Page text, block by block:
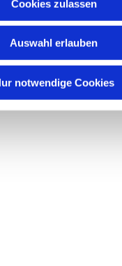
Cookies zulassen
Auswahl erlauben
notwendige Cookies